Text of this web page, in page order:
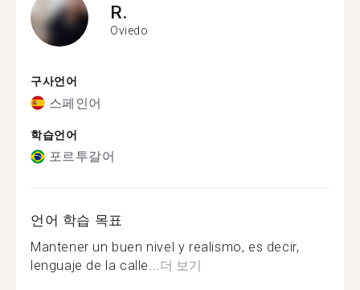
R.
Oviedo
구사언어
스페인어
학습언어
포르투갈어
언어 학습 목표
Mantener un buen nivel y realismo, es decir,
lenguaje de la calle...더 보기